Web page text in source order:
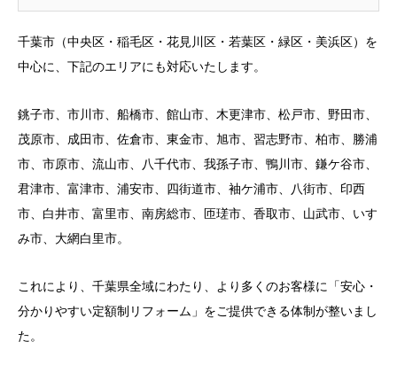
千葉市（中央区・稲毛区・花見川区・若葉区・緑区・美浜区）を
中心に、下記のエリアにも対応いたします。
銚子市、市川市、船橋市、館山市、木更津市、松戸市、野田市、
茂原市、成田市、佐倉市、東金市、旭市、習志野市、柏市、勝浦
市、市原市、流山市、八千代市、我孫子市、鴨川市、鎌ケ谷市、
君津市、富津市、浦安市、四街道市、袖ケ浦市、八街市、印西
市、白井市、富里市、南房総市、匝瑳市、香取市、山武市、いす
み市、大網白里市。
これにより、千葉県全域にわたり、より多くのお客様に「安心・
分かりやすい定額制リフォーム」をご提供できる体制が整いまし
た。